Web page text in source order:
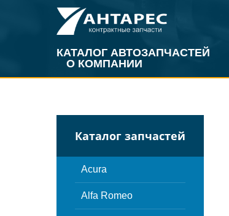
КАТАЛОГ АВТОЗАПЧАСТЕЙ
О КОМПАНИИ
Каталог запчастей
Acura
Alfa Romeo